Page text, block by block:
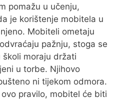
pomažu u učenju,
je korištenje mobitela u
Mobiteli ometaju
pažnju, stoga se
moraju držati
u torbe. Njihovo
ni tijekom odmora.
pravilo, mobitel će biti